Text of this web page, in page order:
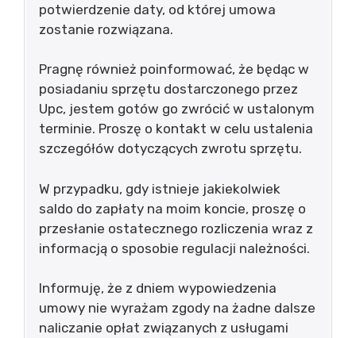
potwierdzenie daty, od której umowa
zostanie rozwiązana.
Pragnę również poinformować, że będąc w
posiadaniu sprzętu dostarczonego przez
Upc, jestem gotów go zwrócić w ustalonym
terminie. Proszę o kontakt w celu ustalenia
szczegółów dotyczących zwrotu sprzętu.
W przypadku, gdy istnieje jakiekolwiek
saldo do zapłaty na moim koncie, proszę o
przesłanie ostatecznego rozliczenia wraz z
informacją o sposobie regulacji należności.
Informuję, że z dniem wypowiedzenia
umowy nie wyrażam zgody na żadne dalsze
naliczanie opłat związanych z usługami